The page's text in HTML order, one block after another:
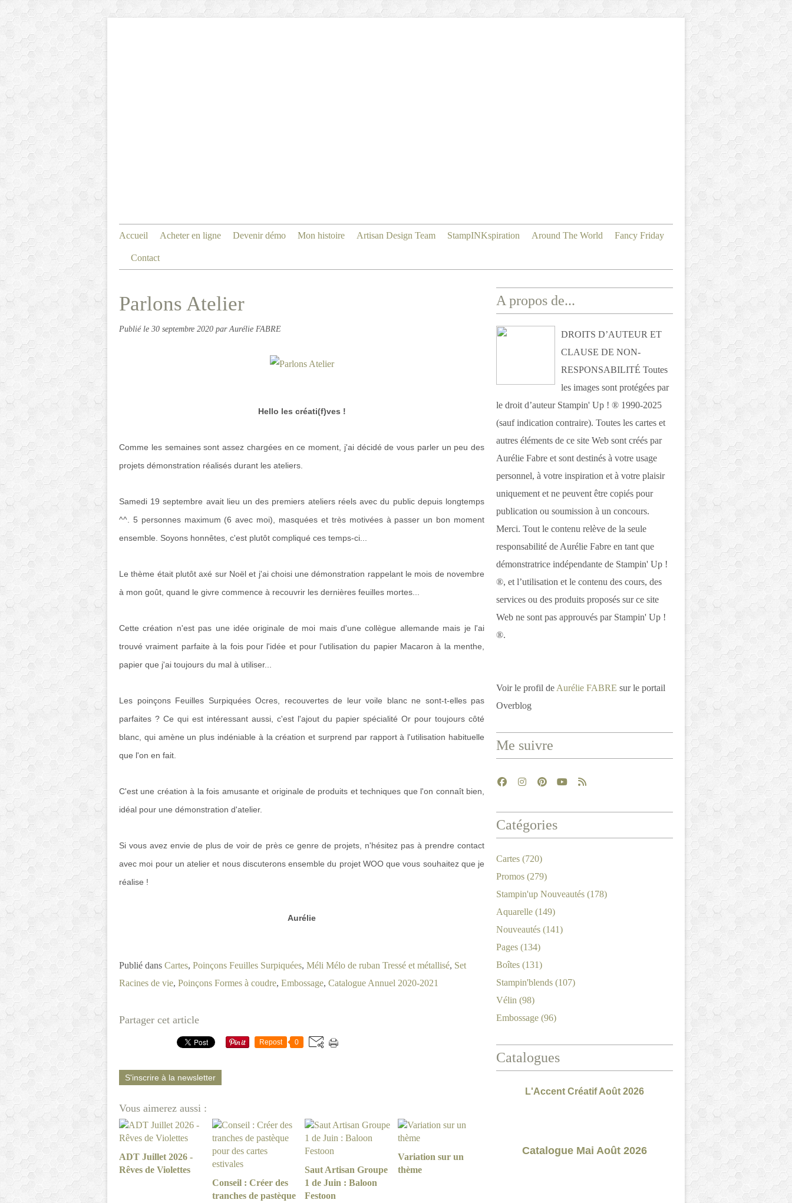
Accueil Acheter en ligne Devenir démo Mon histoire Artisan Design Team StampINKspiration Around The World Fancy Friday
Contact
Parlons Atelier
Publié le 30 septembre 2020 par Aurélie FABRE
Hello les créati(f)ves !
Comme les semaines sont assez chargées en ce moment, j'ai décidé de vous parler un peu des
projets démonstration réalisés durant les ateliers.
Samedi 19 septembre avait lieu un des premiers ateliers réels avec du public depuis longtemps
^^. 5 personnes maximum (6 avec moi), masquées et très motivées à passer un bon moment
ensemble. Soyons honnêtes, c'est plutôt compliqué ces temps-ci...
Le thème était plutôt axé sur Noël et j'ai choisi une démonstration rappelant le mois de novembre
à mon goût, quand le givre commence à recouvrir les dernières feuilles mortes...
Cette création n'est pas une idée originale de moi mais d'une collègue allemande mais je l'ai
trouvé vraiment parfaite à la fois pour l'idée et pour l'utilisation du papier Macaron à la menthe,
papier que j'ai toujours du mal à utiliser...
Les poinçons Feuilles Surpiquées Ocres, recouvertes de leur voile blanc ne sont-t-elles pas
parfaites ? Ce qui est intéressant aussi, c'est l'ajout du papier spécialité Or pour toujours côté
blanc, qui amène un plus indéniable à la création et surprend par rapport à l'utilisation habituelle
que l'on en fait.
C'est une création à la fois amusante et originale de produits et techniques que l'on connaît bien,
idéal pour une démonstration d'atelier.
Si vous avez envie de plus de voir de près ce genre de projets, n'hésitez pas à prendre contact
avec moi pour un atelier et nous discuterons ensemble du projet WOO que vous souhaitez que je
réalise !
Aurélie
Publié dans Cartes, Poinçons Feuilles Surpiquées, Méli Mélo de ruban Tressé et métallisé, Set
Racines de vie, Poinçons Formes à coudre, Embossage, Catalogue Annuel 2020-2021
Partager cet article
Repost 0
S'inscrire à la newsletter
Vous aimerez aussi :
ADT Juillet 2026 -
Rêves de Violettes
Conseil : Créer des
tranches de pastèque
Saut Artisan Groupe
1 de Juin : Baloon
Festoon
Variation sur un
thème
A propos de...
DROITS D’AUTEUR ET
CLAUSE DE NON-
RESPONSABILITÉ Toutes
les images sont protégées par
le droit d’auteur Stampin' Up ! ® 1990-2025
(sauf indication contraire). Toutes les cartes et
autres éléments de ce site Web sont créés par
Aurélie Fabre et sont destinés à votre usage
personnel, à votre inspiration et à votre plaisir
uniquement et ne peuvent être copiés pour
publication ou soumission à un concours.
Merci. Tout le contenu relève de la seule
responsabilité de Aurélie Fabre en tant que
démonstratrice indépendante de Stampin' Up !
®, et l’utilisation et le contenu des cours, des
services ou des produits proposés sur ce site
Web ne sont pas approuvés par Stampin' Up !
®.
Voir le profil de Aurélie FABRE sur le portail
Overblog
Me suivre
Catégories
Cartes (720)
Promos (279)
Stampin'up Nouveautés (178)
Aquarelle (149)
Nouveautés (141)
Pages (134)
Boîtes (131)
Stampin'blends (107)
Vélin (98)
Embossage (96)
Catalogues
L'Accent Créatif Août 2026
Catalogue Mai Août 2026